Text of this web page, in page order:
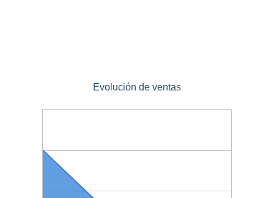
Evolución de ventas